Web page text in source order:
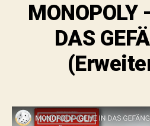
MONOPOLY
DAS